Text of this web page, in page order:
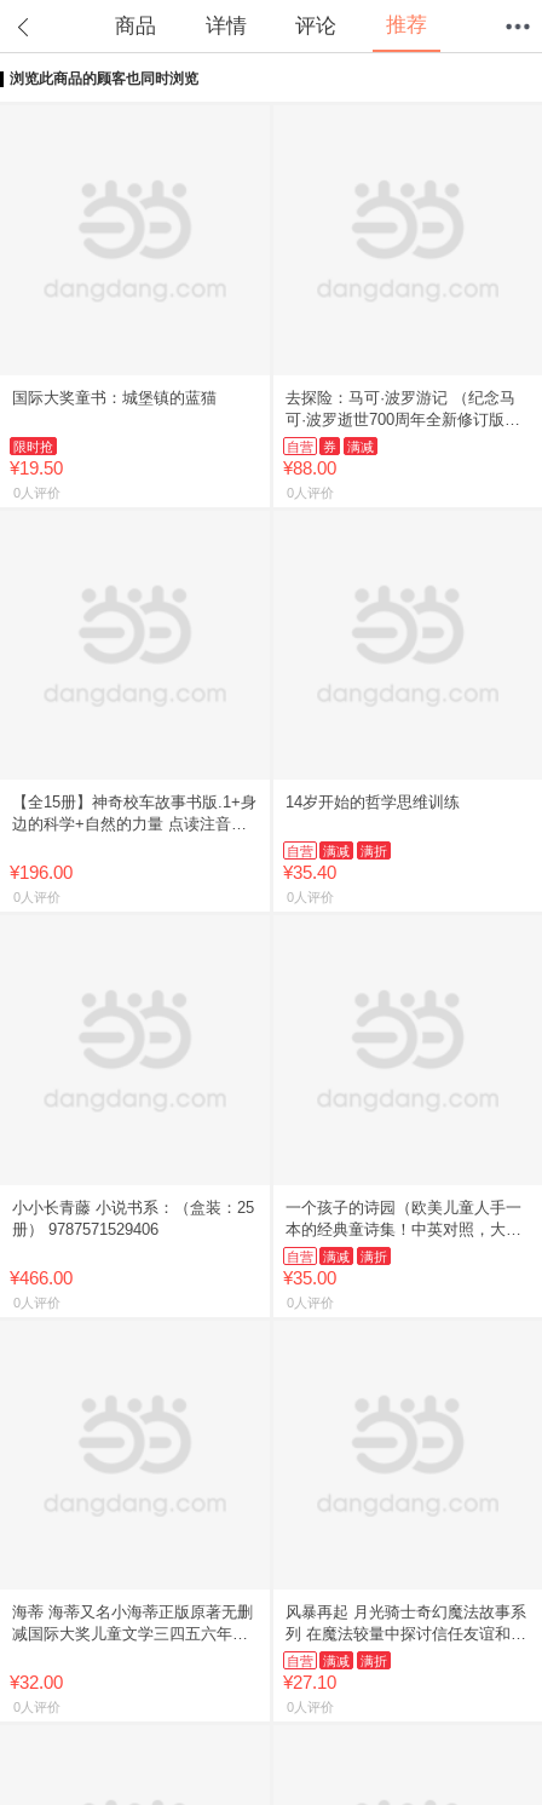
商品 详情 评论 推荐
浏览此商品的顾客也同时浏览
国际大奖童书：城堡镇的蓝猫
限时抢
¥19.50
0人评价
去探险：马可·波罗游记 （纪念马
可·波罗逝世700周年全新修订版，
探险故事+人物传记+地理历史百
科，随书附赠书签）
自营 券 满减
¥88.00
0人评价
【全15册】神奇校车故事书版.1+身
边的科学+自然的力量 点读注音版
注音一年级桥梁书版图
¥196.00
0人评价
14岁开始的哲学思维训练
自营 满减 满折
¥35.40
0人评价
小小长青藤 小说书系：（盒装：25
册） 9787571529406
¥466.00
0人评价
一个孩子的诗园（欧美儿童人手一
本的经典童诗集！中英对照，大师
手绘插画，让孩子从小爱上学英
语！）
自营 满减 满折
¥35.00
0人评价
海蒂 海蒂又名小海蒂正版原著无删
减国际大奖儿童文学三四五六年级
12岁读物经典书目97
¥32.00
0人评价
风暴再起 月光骑士奇幻魔法故事系
列 在魔法较量中探讨信任友谊和守
护的意义 满足孩子对魔法的浪漫想
象 哈利波特译者马爱农翻
自营 满减 满折
¥27.10
0人评价